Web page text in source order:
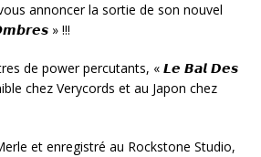
annoncer la sortie de son nouvel
» !!!
de power percutants, « 𝙇𝙚 𝘽𝙖𝙡 𝘿𝙚𝙨
chez Verycords et au Japon chez
et enregistré au Rockstone Studio,